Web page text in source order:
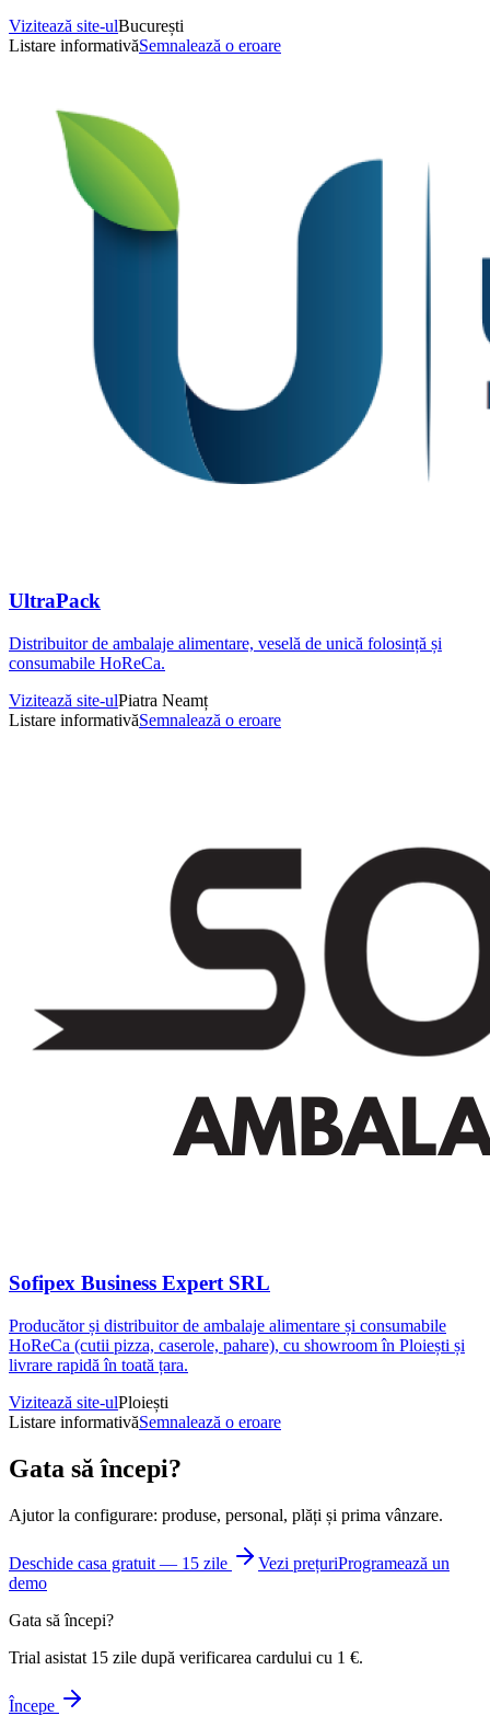
Vizitează site-ulBucurești
Listare informativăSemnalează o eroare
UltraPack
Distribuitor de ambalaje alimentare, veselă de unică folosință și
consumabile HoReCa.
Vizitează site-ulPiatra Neamț
Listare informativăSemnalează o eroare
Sofipex Business Expert SRL
Producător și distribuitor de ambalaje alimentare și consumabile
HoReCa (cutii pizza, caserole, pahare), cu showroom în Ploiești și
livrare rapidă în toată țara.
Vizitează site-ulPloiești
Listare informativăSemnalează o eroare
Gata să începi?
Ajutor la configurare: produse, personal, plăți și prima vânzare.
Deschide casa gratuit — 15 zile Vezi prețuriProgramează un
demo
Gata să începi?
Trial asistat 15 zile după verificarea cardului cu 1 €.
Începe